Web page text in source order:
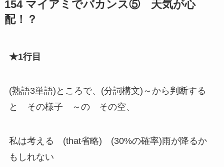
154 マイアミでバカンス⑤ 天気が心
配！？
★1行目
(熟語3単語)ところで、(分詞構文)～から判断する
と その様子 ～の その空、
私は考える (that省略) (30%の確率)雨が降るか
もしれない